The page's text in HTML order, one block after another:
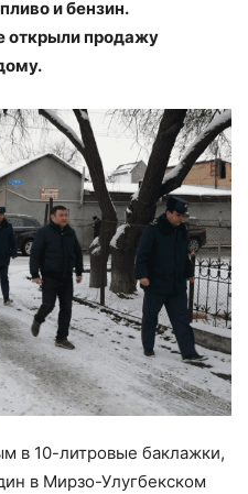
и бензин.
открыли продажу
в 10-литровые баклажки,
в Мирзо-Улугбекском